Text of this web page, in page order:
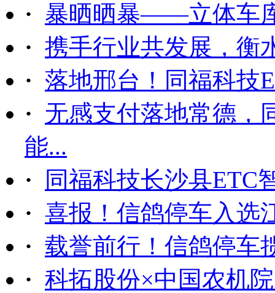
· 暴晒晒暴——立体车
· 携手行业共发展，衡
· 落地邢台！同福科技
· 无感支付落地常德，
能...
·
同福科技长沙县ETC
· 喜报！信鸽停车入选
· 载誉前行！信鸽停车
· 科拓股份×中国农机